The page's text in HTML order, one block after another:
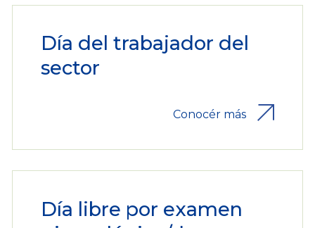
Día del trabajador del
sector
Conocér más
Día libre por examen